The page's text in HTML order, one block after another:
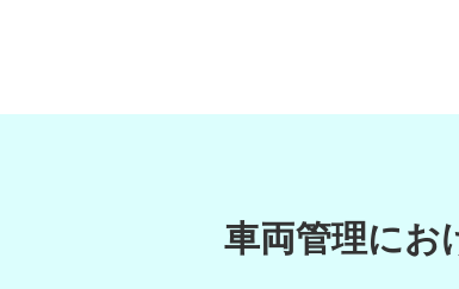
車両管理にお